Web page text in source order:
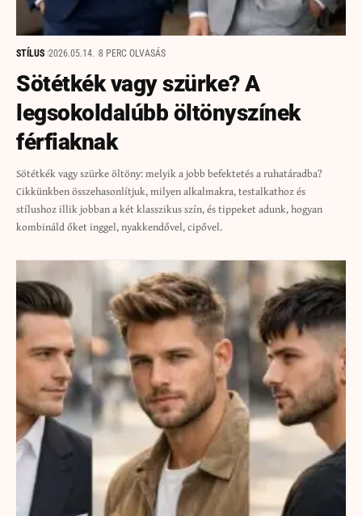
STÍLUS 2026.05.14. 8 PERC OLVASÁS
Sötétkék vagy szürke? A
legsokoldalúbb öltönyszínek
férfiaknak
Sötétkék vagy szürke öltöny: melyik a jobb befektetés a ruhatáradba?
Cikkünkben összehasonlítjuk, milyen alkalmakra, testalkathoz és
stílushoz illik jobban a két klasszikus szín, és tippeket adunk, hogyan
kombináld őket inggel, nyakkendővel, cipővel.